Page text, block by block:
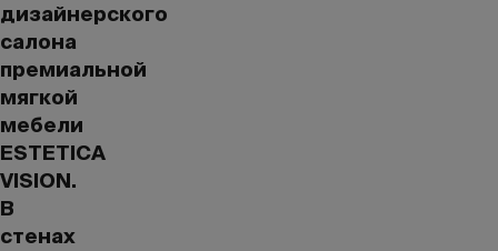
дизайнерского
салона
премиальной
мягкой
мебели
ESTETICA
VISION.
В
стенах